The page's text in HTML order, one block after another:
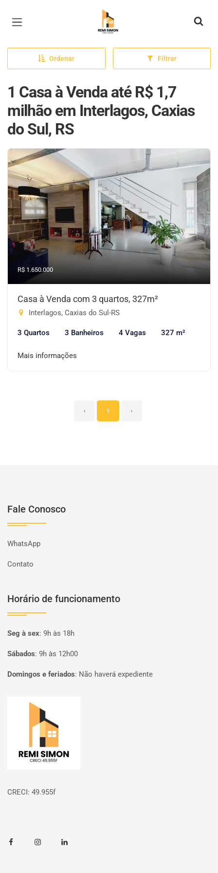
Página inicial
Ordenar Filtrar
1 Casa à Venda até R$ 1,7
milhão em Interlagos, Caxias
do Sul, RS
R$ 1.650.000
Casa à Venda com 3 quartos, 327m²
Interlagos, Caxias do Sul-RS
3 Quartos 3 Banheiros 4 Vagas 327 m²
Mais informações
‹ 1 ›
Fale Conosco
WhatsApp
Contato
Horário de funcionamento
Seg à sex: 9h às 18h
Sábados: 9h às 12h00
Domingos e feriados: Não haverá expediente
Página inicial
CRECI: 49.955f
FacebookInstagramLinkedin